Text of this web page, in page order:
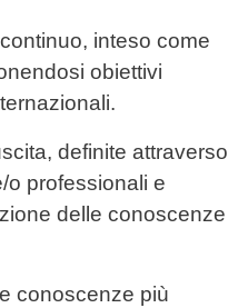
inteso come
obiettivi
definite attraverso
o professionali e
delle conoscenze
conoscenze più